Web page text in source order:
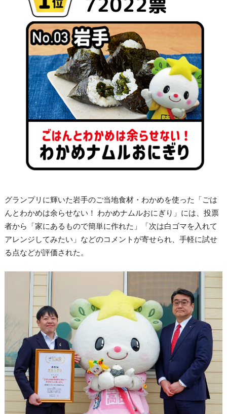
グランプリに輝いた岩手のご当地食材・わかめを使った「ごは
んとわかめは余らせない！ わかめナムルおにぎり」には、投票
者から「家にあるもので簡単に作れた」「次は白ゴマを入れて
アレンジしてみたい」などのコメントが寄せられ、手軽に試せ
る点などが評価された。